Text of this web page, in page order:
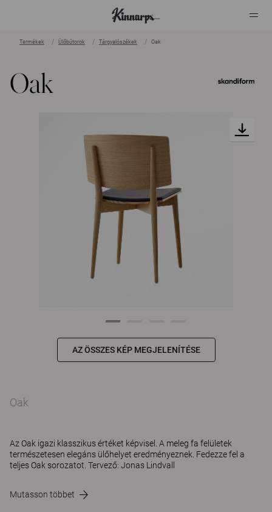
Termékek Ülőbútorok Tárgyalószékek Oak
Oak
AZ ÖSSZES KÉP MEGJELENÍTÉSE
Oak
Az Oak igazi klasszikus értéket képvisel. A meleg fa felületek
természetesen elegáns ülőhelyet eredményeznek. Fedezze fel a
teljes Oak sorozatot. Tervező: Jonas Lindvall
Mutasson többet